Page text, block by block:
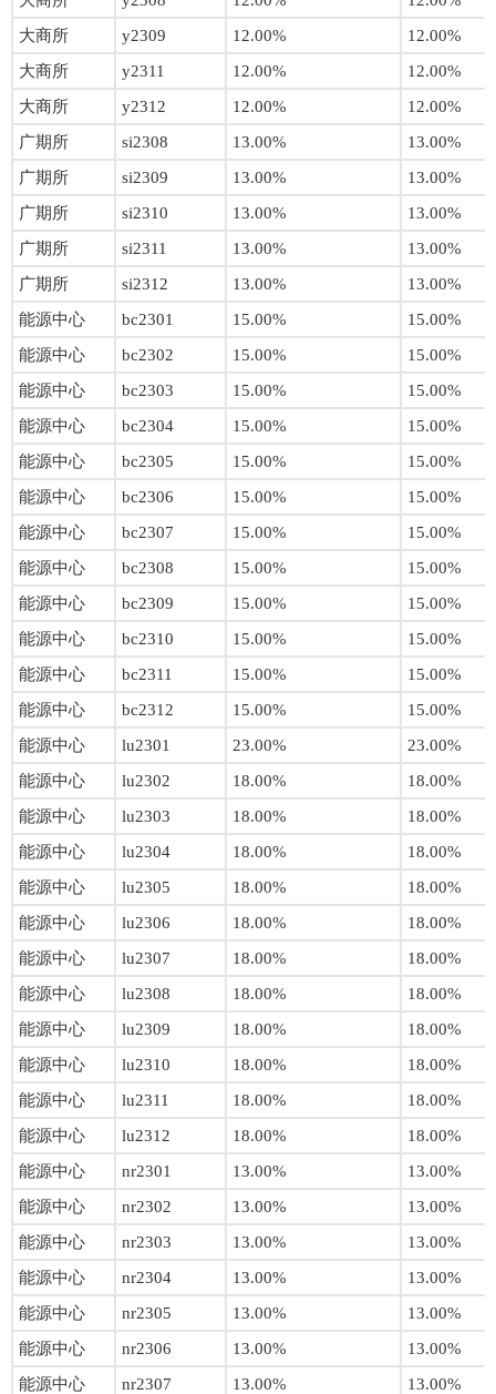
大商所
y2309 12.00%
12.00%
大商所
y2311 12.00%
12.00%
大商所
y2312 12.00%
12.00%
广期所
si2308 13.00%
13.00%
广期所
si2309 13.00%
13.00%
广期所
si2310 13.00%
13.00%
广期所
si2311 13.00%
13.00%
广期所
si2312 13.00%
13.00%
能源中心
bc2301 15.00%
15.00%
能源中心
bc2302 15.00%
15.00%
能源中心
bc2303 15.00%
15.00%
能源中心
bc2304 15.00%
15.00%
能源中心
bc2305 15.00%
15.00%
能源中心
bc2306 15.00%
15.00%
能源中心
bc2307 15.00%
15.00%
能源中心
bc2308 15.00%
15.00%
能源中心
bc2309 15.00%
15.00%
能源中心
bc2310 15.00%
15.00%
能源中心
bc2311 15.00%
15.00%
能源中心
bc2312 15.00%
15.00%
能源中心
lu2301 23.00%
23.00%
能源中心
lu2302 18.00%
18.00%
能源中心
lu2303 18.00%
18.00%
能源中心
lu2304 18.00%
18.00%
能源中心
lu2305 18.00%
18.00%
能源中心
lu2306 18.00%
18.00%
能源中心
lu2307 18.00%
18.00%
能源中心
lu2308 18.00%
18.00%
能源中心
lu2309 18.00%
18.00%
能源中心
lu2310 18.00%
18.00%
能源中心
lu2311 18.00%
18.00%
能源中心
lu2312 18.00%
18.00%
能源中心
nr2301 13.00%
13.00%
能源中心
nr2302 13.00%
13.00%
能源中心
nr2303 13.00%
13.00%
能源中心
nr2304 13.00%
13.00%
能源中心
nr2305 13.00%
13.00%
能源中心
nr2306 13.00%
13.00%
能源中心
nr2307 13.00%
13.00%